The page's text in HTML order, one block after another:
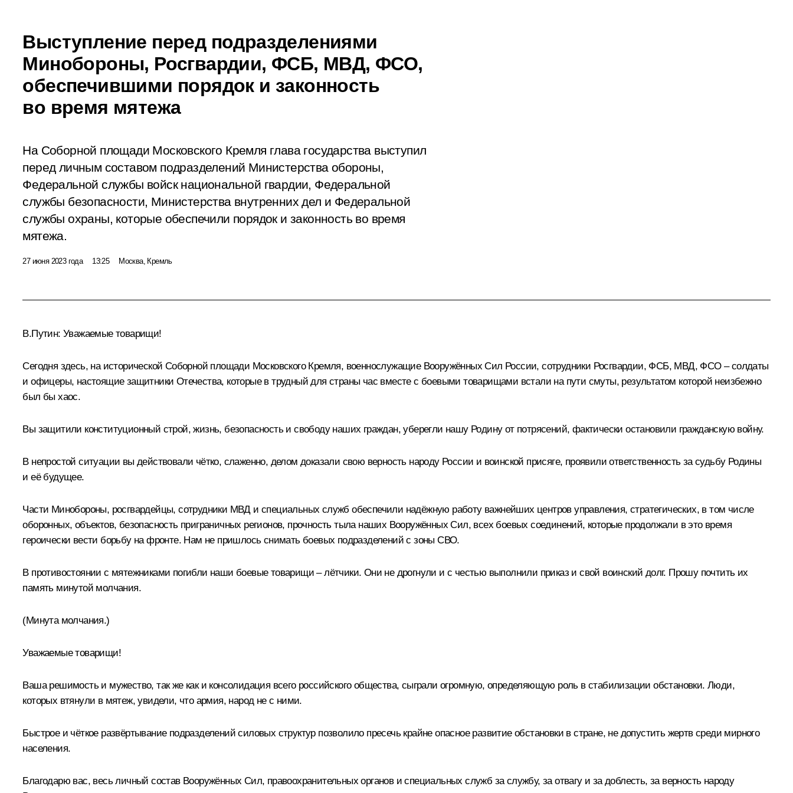
Выступление перед подразделениями
Минобороны, Росгвардии, ФСБ, МВД, ФСО,
обеспечившими порядок и законность
во время мятежа
На Соборной площади Московского Кремля глава государства выступил
перед личным составом подразделений Министерства обороны,
Федеральной службы войск национальной гвардии, Федеральной
службы безопасности, Министерства внутренних дел и Федеральной
службы охраны, которые обеспечили порядок и законность во время
мятежа.
27 июня 2023 года 13:25 Москва, Кремль
В.Путин: Уважаемые товарищи!
Сегодня здесь, на исторической Соборной площади Московского Кремля, военнослужащие Вооружённых Сил России, сотрудники Росгвардии, ФСБ, МВД, ФСО – солдаты
и офицеры, настоящие защитники Отечества, которые в трудный для страны час вместе с боевыми товарищами встали на пути смуты, результатом которой неизбежно
был бы хаос.
Вы защитили конституционный строй, жизнь, безопасность и свободу наших граждан, уберегли нашу Родину от потрясений, фактически остановили гражданскую войну.
В непростой ситуации вы действовали чётко, слаженно, делом доказали свою верность народу России и воинской присяге, проявили ответственность за судьбу Родины
и её будущее.
Части Минобороны, росгвардейцы, сотрудники МВД и специальных служб обеспечили надёжную работу важнейших центров управления, стратегических, в том числе
оборонных, объектов, безопасность приграничных регионов, прочность тыла наших Вооружённых Сил, всех боевых соединений, которые продолжали в это время
героически вести борьбу на фронте. Нам не пришлось снимать боевых подразделений с зоны СВО.
В противостоянии с мятежниками погибли наши боевые товарищи – лётчики. Они не дрогнули и с честью выполнили приказ и свой воинский долг. Прошу почтить их
память минутой молчания.
(Минута молчания.)
Уважаемые товарищи!
Ваша решимость и мужество, так же как и консолидация всего российского общества, сыграли огромную, определяющую роль в стабилизации обстановки. Люди,
которых втянули в мятеж, увидели, что армия, народ не с ними.
Быстрое и чёткое развёртывание подразделений силовых структур позволило пресечь крайне опасное развитие обстановки в стране, не допустить жертв среди мирного
населения.
Благодарю вас, весь личный состав Вооружённых Сил, правоохранительных органов и специальных служб за службу, за отвагу и за доблесть, за верность народу